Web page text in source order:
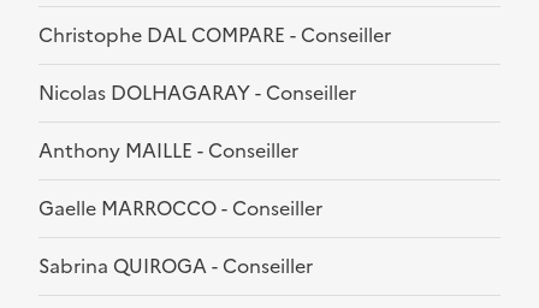
Christophe DAL COMPARE - Conseiller
Nicolas DOLHAGARAY - Conseiller
Anthony MAILLE - Conseiller
Gaelle MARROCCO - Conseiller
Sabrina QUIROGA - Conseiller